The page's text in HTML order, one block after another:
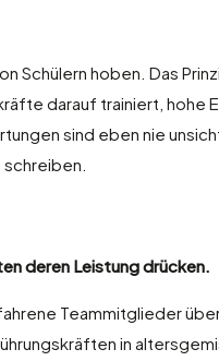
Schülern hoben. Das
darauf trainiert, hohe
sind eben nie
deren Leistung drücken.
Teammitglieder
in